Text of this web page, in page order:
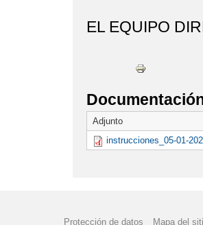
EL EQUIPO
Adjunto
instrucciones_05-01-
Protección de datos Mapa del